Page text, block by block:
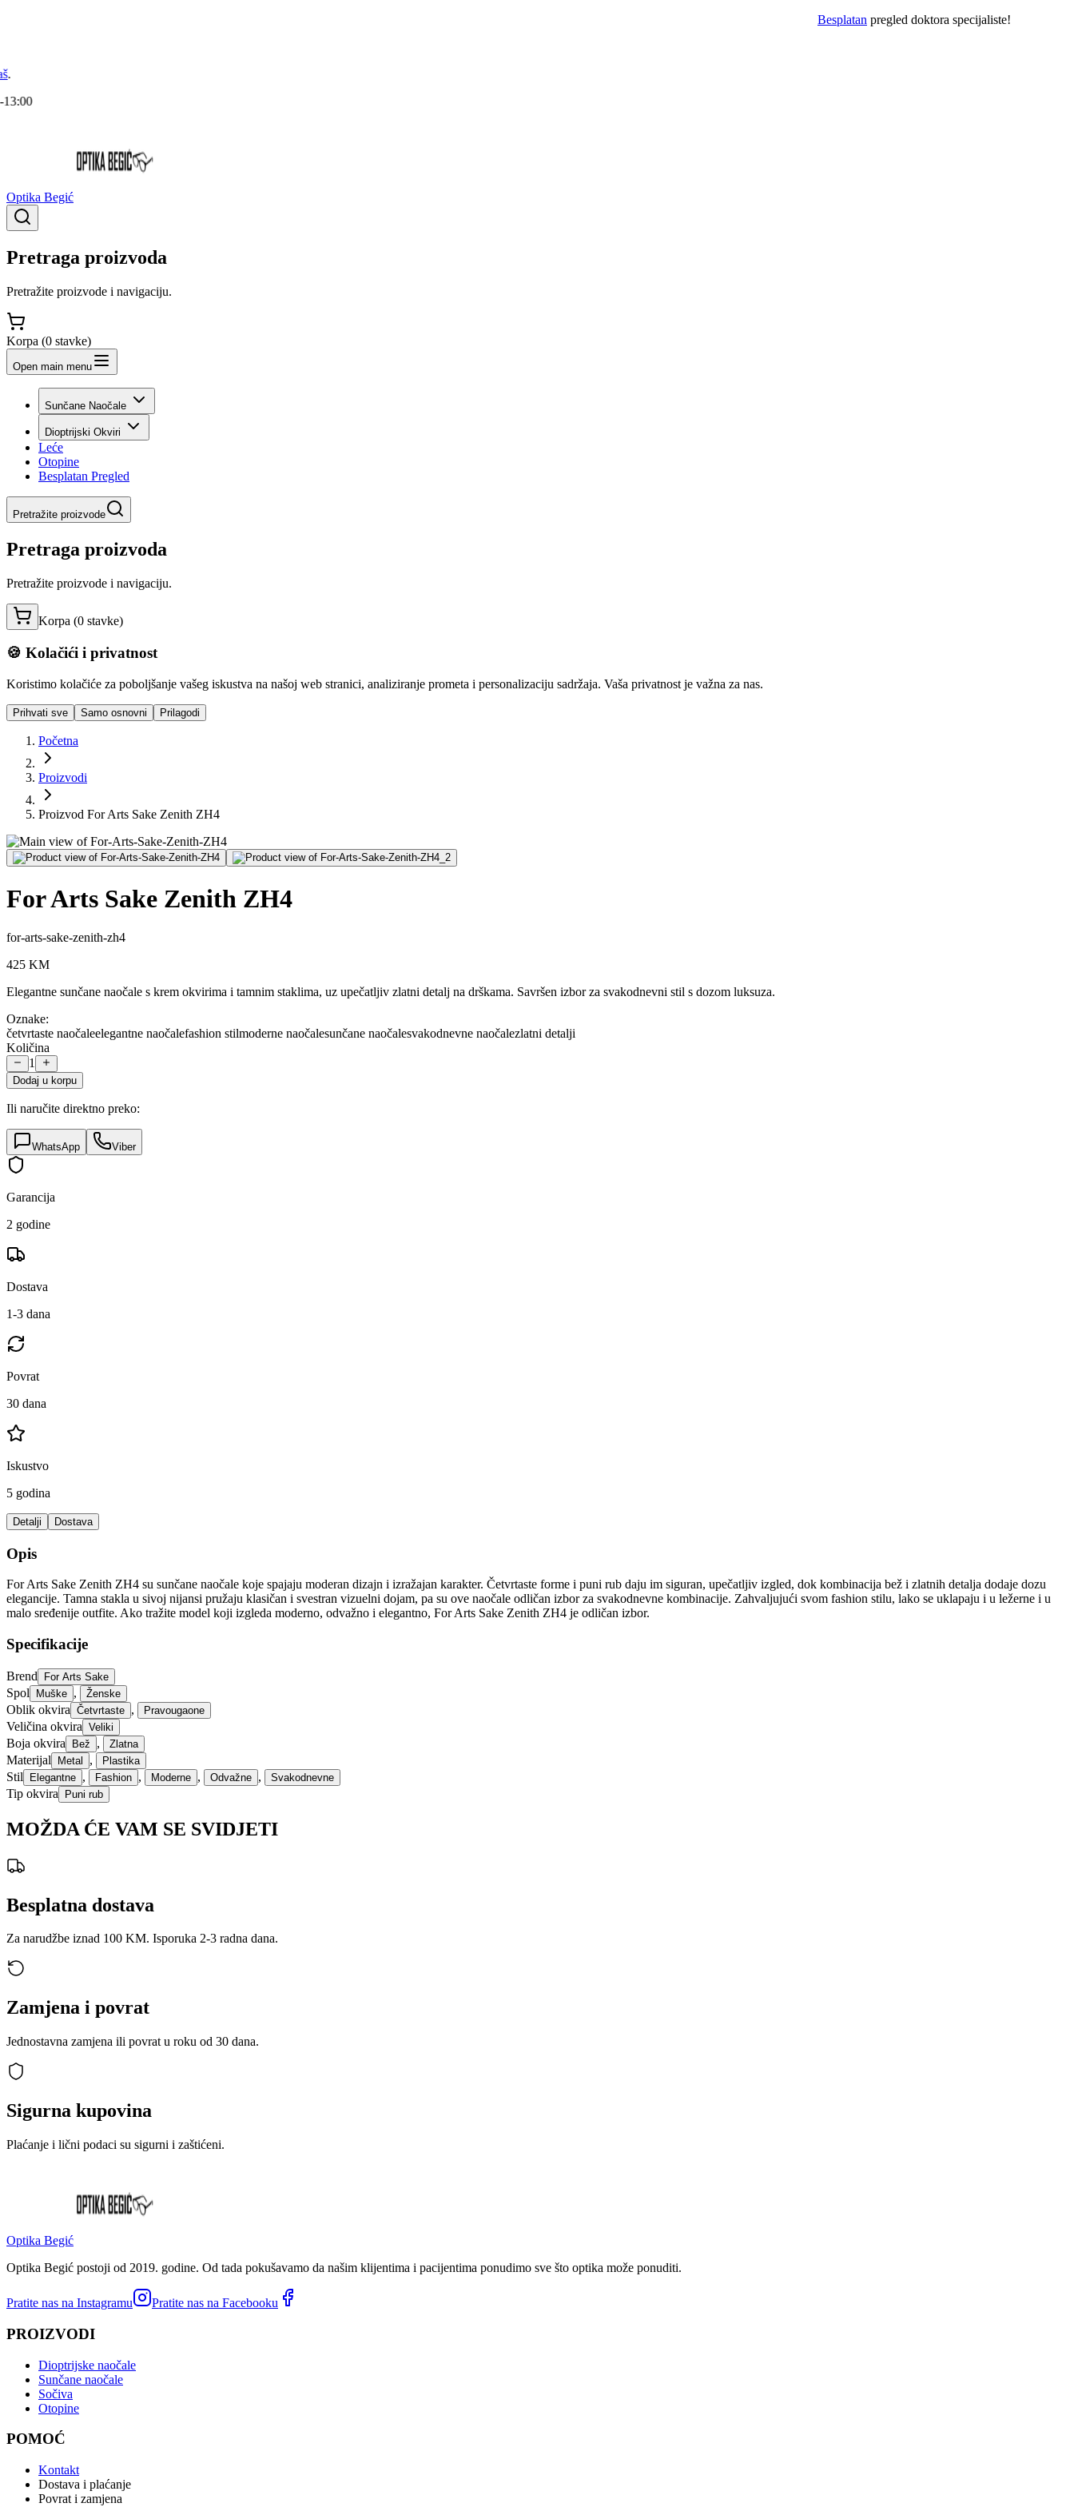
pregled doktora specijaliste!
Optika Begić
Pretraga proizvoda
Pretražite proizvode i navigaciju.
Korpa (0 stavke)
Open main menu
Sunčane Naočale
Dioptrijski Okviri
Leće
Otopine
Besplatan Pregled
Pretražite proizvode
Pretraga proizvoda
Pretražite proizvode i navigaciju.
Korpa (0 stavke)
🍪 Kolačići i privatnost
Koristimo kolačiće za poboljšanje vašeg iskustva na našoj web stranici, analiziranje prometa i personalizaciju sadržaja. Vaša privatnost je važna za nas.
Prihvati sve Samo osnovni Prilagodi
Početna
Proizvodi
Proizvod For Arts Sake Zenith ZH4
For Arts Sake Zenith ZH4
for-arts-sake-zenith-zh4
425 KM
Elegantne sunčane naočale s krem okvirima i tamnim staklima, uz upečatljiv zlatni detalj na drškama. Savršen izbor za svakodnevni stil s dozom luksuza.
Oznake:
četvrtaste naočaleelegantne naočalefashion stilmoderne naočalesunčane naočalesvakodnevne naočalezlatni detalji
Količina
1
Dodaj u korpu
Ili naručite direktno preko:
WhatsApp Viber
Garancija
2 godine
Dostava
1-3 dana
Povrat
30 dana
Iskustvo
5 godina
Detalji Dostava
Opis
For Arts Sake Zenith ZH4 su sunčane naočale koje spajaju moderan dizajn i izražajan karakter. Četvrtaste forme i puni rub daju im siguran, upečatljiv izgled, dok kombinacija bež i zlatnih detalja dodaje dozu
elegancije. Tamna stakla u sivoj nijansi pružaju klasičan i svestran vizuelni dojam, pa su ove naočale odličan izbor za svakodnevne kombinacije. Zahvaljujući svom fashion stilu, lako se uklapaju i u ležerne i u
malo sređenije outfite. Ako tražite model koji izgleda moderno, odvažno i elegantno, For Arts Sake Zenith ZH4 je odličan izbor.
Specifikacije
Brend For Arts Sake
Spol Muške , Ženske
Oblik okvira Četvrtaste , Pravougaone
Veličina okvira Veliki
Boja okvira Bež , Zlatna
Materijal Metal , Plastika
Stil Elegantne , Fashion , Moderne , Odvažne , Svakodnevne
Tip okvira Puni rub
MOŽDA ĆE VAM SE SVIDJETI
Besplatna dostava
Za narudžbe iznad 100 KM. Isporuka 2-3 radna dana.
Zamjena i povrat
Jednostavna zamjena ili povrat u roku od 30 dana.
Sigurna kupovina
Plaćanje i lični podaci su sigurni i zaštićeni.
Optika Begić
Optika Begić postoji od 2019. godine. Od tada pokušavamo da našim klijentima i pacijentima ponudimo sve što optika može ponuditi.
Pratite nas na Instagramu Pratite nas na Facebooku
PROIZVODI
Dioptrijske naočale
Sunčane naočale
Sočiva
Otopine
POMOĆ
Kontakt
Dostava i plaćanje
Povrat i zamjena